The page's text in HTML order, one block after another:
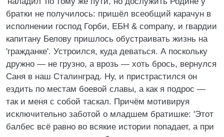
братки не получилось: пришёл всеобщий карачун в
исполнении господ Горби, ЕБН & company, и гвардии
капитану Белову пришлось обустраивать жизнь на
'гражданке'. Устроился, куда деваться. А поскольку
дружно — не грузно, а врозь — хоть брось, вернулся
Саня в наш Сталинград. Ну, и пристрастился он
ездить по местам боевой славы, а как я подрос —
так и меня с собой таскал. Причём мотивируя
исключительно заботой о младшем братишке: 'Этот
балбес всё равно во всякие истории попадает, а при